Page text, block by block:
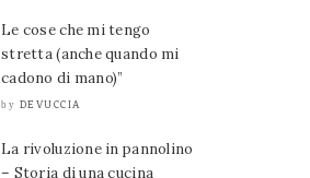
Le cose che mi tengo
stretta (anche quando mi
cadono di mano)”
by DEVUCCIA
La rivoluzione in pannolino
– Storia di una cucina